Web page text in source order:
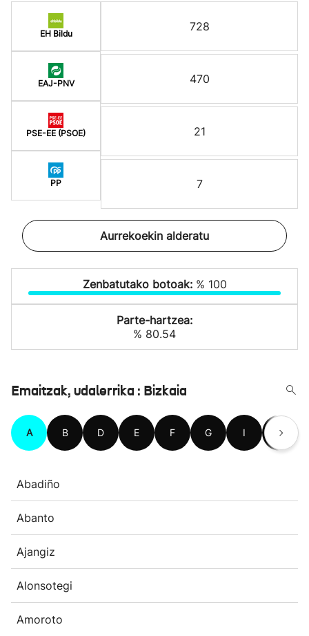
EH Bildu
EAJ-PNV
PSE-EE (PSOE)
PP
728
470
21
7
Aurrekoekin alderatu
Zenbatutako botoak: % 100
Parte-hartzea:
% 80.54
Emaitzak, udalerrika : Bizkaia
A B D E F G I J
Abadiño
Abanto
Ajangiz
Alonsotegi
Amoroto